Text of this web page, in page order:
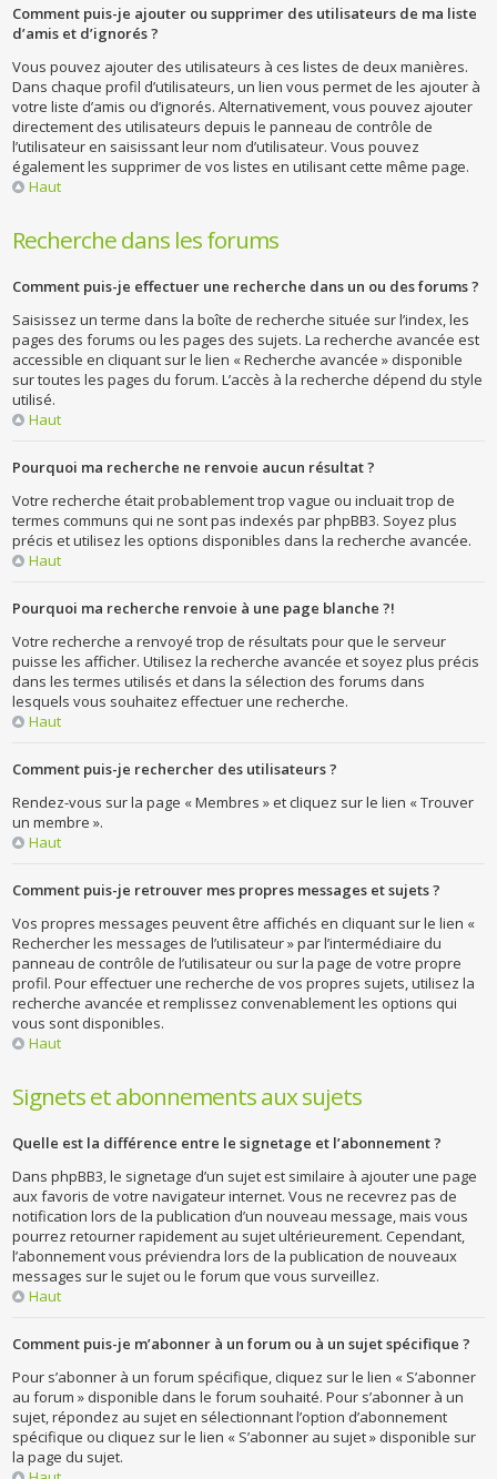
Comment puis-je ajouter ou supprimer des utilisateurs de ma liste
d’amis et d’ignorés ?
Vous pouvez ajouter des utilisateurs à ces listes de deux manières.
Dans chaque profil d’utilisateurs, un lien vous permet de les ajouter à
votre liste d’amis ou d’ignorés. Alternativement, vous pouvez ajouter
directement des utilisateurs depuis le panneau de contrôle de
l’utilisateur en saisissant leur nom d’utilisateur. Vous pouvez
également les supprimer de vos listes en utilisant cette même page.
Haut
Recherche dans les forums
Comment puis-je effectuer une recherche dans un ou des forums ?
Saisissez un terme dans la boîte de recherche située sur l’index, les
pages des forums ou les pages des sujets. La recherche avancée est
accessible en cliquant sur le lien « Recherche avancée » disponible
sur toutes les pages du forum. L’accès à la recherche dépend du style
utilisé.
Haut
Pourquoi ma recherche ne renvoie aucun résultat ?
Votre recherche était probablement trop vague ou incluait trop de
termes communs qui ne sont pas indexés par phpBB3. Soyez plus
précis et utilisez les options disponibles dans la recherche avancée.
Haut
Pourquoi ma recherche renvoie à une page blanche ?!
Votre recherche a renvoyé trop de résultats pour que le serveur
puisse les afficher. Utilisez la recherche avancée et soyez plus précis
dans les termes utilisés et dans la sélection des forums dans
lesquels vous souhaitez effectuer une recherche.
Haut
Comment puis-je rechercher des utilisateurs ?
Rendez-vous sur la page « Membres » et cliquez sur le lien « Trouver
un membre ».
Haut
Comment puis-je retrouver mes propres messages et sujets ?
Vos propres messages peuvent être affichés en cliquant sur le lien «
Rechercher les messages de l’utilisateur » par l’intermédiaire du
panneau de contrôle de l’utilisateur ou sur la page de votre propre
profil. Pour effectuer une recherche de vos propres sujets, utilisez la
recherche avancée et remplissez convenablement les options qui
vous sont disponibles.
Haut
Signets et abonnements aux sujets
Quelle est la différence entre le signetage et l’abonnement ?
Dans phpBB3, le signetage d’un sujet est similaire à ajouter une page
aux favoris de votre navigateur internet. Vous ne recevrez pas de
notification lors de la publication d’un nouveau message, mais vous
pourrez retourner rapidement au sujet ultérieurement. Cependant,
l’abonnement vous préviendra lors de la publication de nouveaux
messages sur le sujet ou le forum que vous surveillez.
Haut
Comment puis-je m’abonner à un forum ou à un sujet spécifique ?
Pour s’abonner à un forum spécifique, cliquez sur le lien « S’abonner
au forum » disponible dans le forum souhaité. Pour s’abonner à un
sujet, répondez au sujet en sélectionnant l’option d’abonnement
spécifique ou cliquez sur le lien « S’abonner au sujet » disponible sur
la page du sujet.